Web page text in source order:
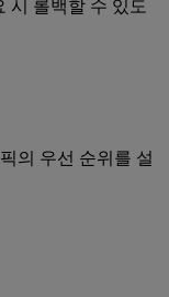
시 롤백할 수 있도
의 우선 순위를 설